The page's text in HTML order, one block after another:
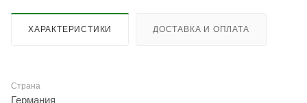
ХАРАКТЕРИСТИКИ ДОСТАВКА И ОПЛАТА
Страна
Германия